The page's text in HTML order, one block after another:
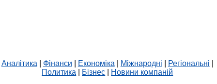
Аналітика Фінанси Економіка Міжнародні Регіональні
Политика
Бізнес Новини компаній